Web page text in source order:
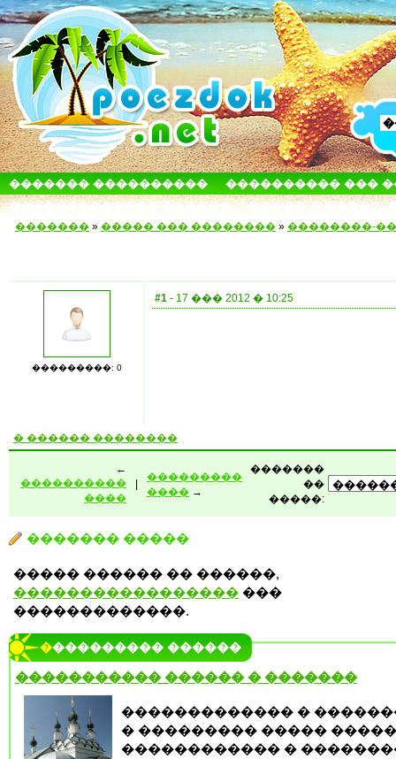
������� ����������
���������� ���
������������� ������
����� � ����
������� » ����� ��� �������� » ��������-
���������: 0
#1 - 17 ��� 2012 � 10:25
� ������ ��������
←
����������
����
���������
���� →
�������
��
�����:
������� �����
����� ������ �� ������,
����������������� ���
�������������.
���������� ������
����������� ������ � �������
������������� �
� ��������� �����
������������ �